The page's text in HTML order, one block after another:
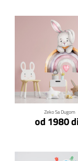
Zeko Sa Dugom
od 1980
Klikni za detalje